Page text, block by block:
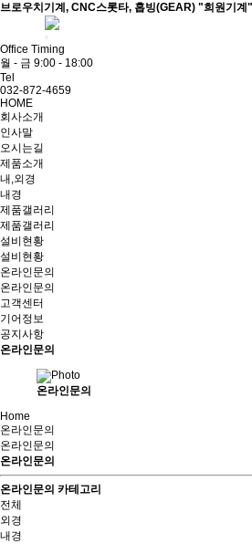
브로우치기계, CNC스롯타, 홉빙(GEAR) "희원기계"
Office Timing
월 - 금 9:00 - 18:00
Tel
032-872-4659
HOME
회사소개
인사말
오시는길
제품소개
내,외경
내경
제품갤러리
제품갤러리
설비현황
설비현황
온라인문의
온라인문의
고객센터
기어정보
공지사항
온라인문의
온라인문의
Home
온라인문의
온라인문의
온라인문의
온라인문의 카테고리
전체
외경
내경